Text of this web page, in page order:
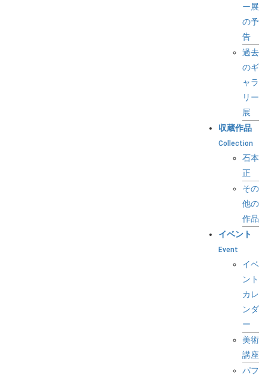
ー展
の予
告
過去
のギ
ャラ
リー
展
収蔵作品
Collection
石本
正
その
他の
作品
イベント
Event
イベ
ント
カレ
ンダ
ー
美術
講座
パフ